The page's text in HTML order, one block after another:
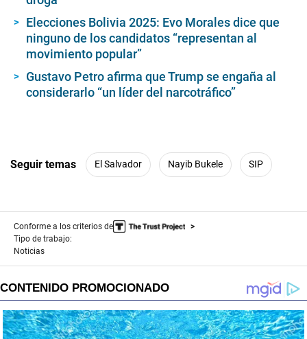
Elecciones Bolivia 2025: Evo Morales dice que
ninguno de los candidatos “representan al
movimiento popular”
Gustavo Petro afirma que Trump se engaña al
considerarlo “un líder del narcotráfico”
Seguir temas El Salvador Nayib Bukele SIP
Conforme a los criterios de
Tipo de trabajo:
Noticias